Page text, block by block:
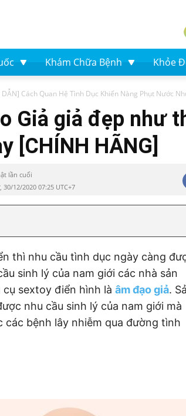
Khám Chữa Bệnh Khỏe
DẪN] Cách Quan Hệ Tình Dục Khiến Nàng Phụt Nước
Giả giả đẹp như
[CHÍNH HÃNG]
lần cuối
30/12/2020 07:25 UTC+7
thì nhu cầu tình dục ngày càng
sinh lý của nam giới các nhà sản
sextoy điển hình là âm đạo giả.
nhu cầu sinh lý của nam giới mà
bệnh lây nhiễm qua đường tình